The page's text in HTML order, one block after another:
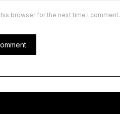
browser for the next time I comment.